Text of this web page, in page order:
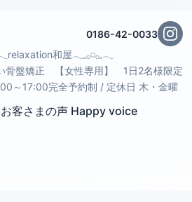
0186-42-0033
和屋𓂃𓈒𓂂𓏸𓂂𓈒𓂃
骨盤矯正 【女性専用】 1日2名様限定
～17:00完全予約制 / 定休日 木・金曜
お客さまの声 Happy voice